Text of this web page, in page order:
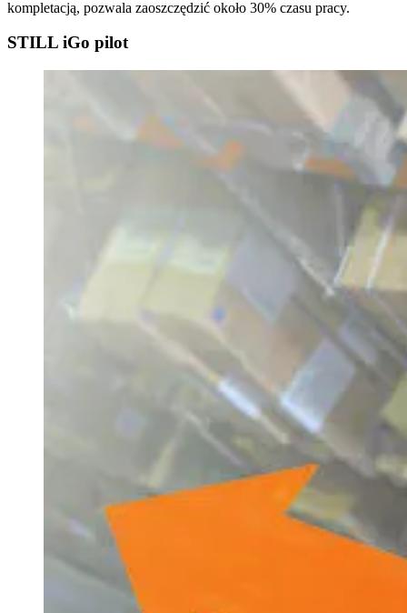
kompletacją, pozwala zaoszczędzić około 30% czasu pracy.
STILL iGo pilot